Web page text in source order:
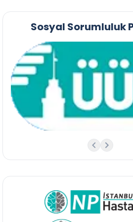
Sosyal Sorumluluk